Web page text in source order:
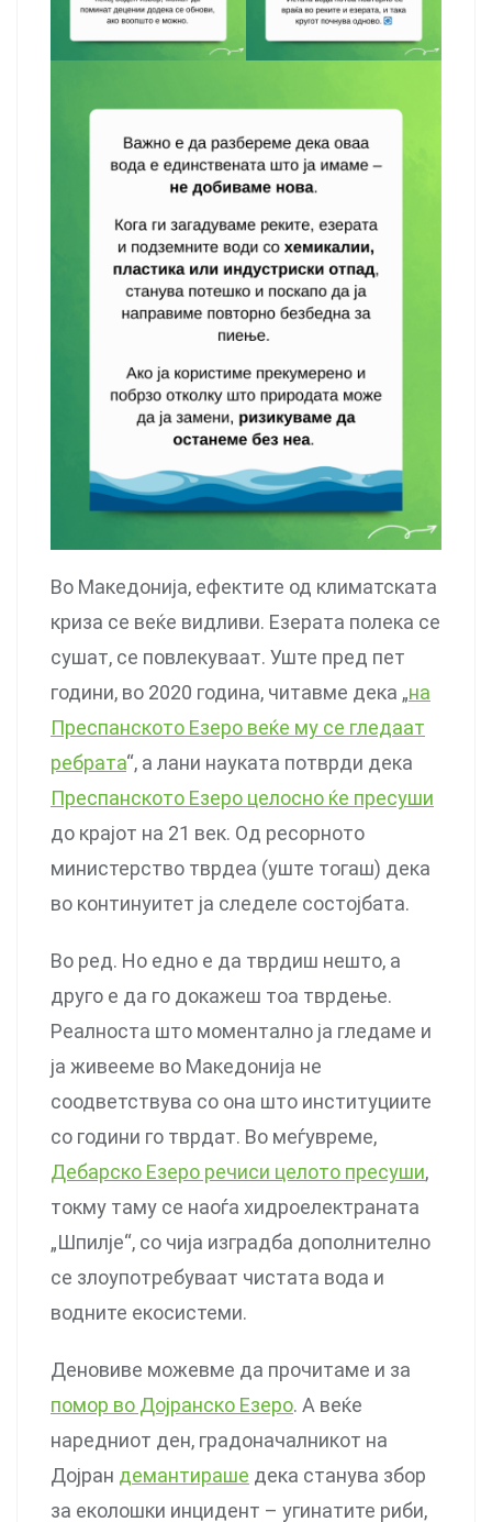
Во Македонија, ефектите од климатската
криза се веќе видливи. Езерата полека се
сушат, се повлекуваат. Уште пред пет
години, во 2020 година, читавме дека „на
Преспанското Езеро веќе му се гледаат
ребрата“, а лани науката потврди дека
Преспанското Езеро целосно ќе пресуши
до крајот на 21 век. Од ресорното
министерство тврдеа (уште тогаш) дека
во континуитет ја следеле состојбата.
Во ред. Но едно е да тврдиш нешто, а
друго е да го докажеш тоа тврдење.
Реалноста што моментално ја гледаме и
ја живееме во Македонија не
соодветствува со она што институциите
со години го тврдат. Во меѓувреме,
Дебарско Езеро речиси целото пресуши,
токму таму се наоѓа хидроелектраната
„Шпилје“, со чија изградба дополнително
се злоупотребуваат чистата вода и
водните екосистеми.
Деновиве можевме да прочитаме и за
помор во Дојранско Езеро. А веќе
наредниот ден, градоначалникот на
Дојран демантираше дека станува збор
за еколошки инцидент – угинатите риби,